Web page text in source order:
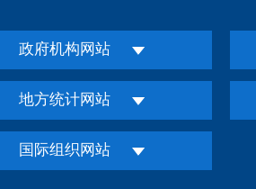
政府机构网站
地方统计网站
国际组织网站